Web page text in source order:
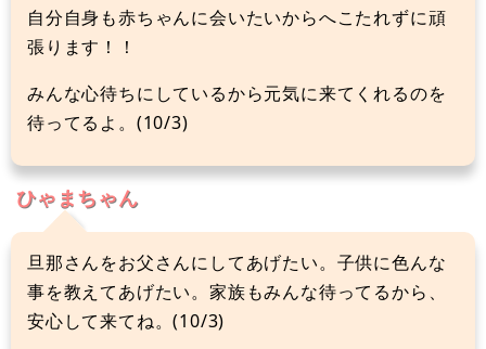
自分自身も赤ちゃんに会いたいからへこたれずに頑
張ります！！
みんな心待ちにしているから元気に来てくれるのを
待ってるよ。(10/3)
ひゃまちゃん
旦那さんをお父さんにしてあげたい。子供に色んな
事を教えてあげたい。家族もみんな待ってるから、
安心して来てね。(10/3)